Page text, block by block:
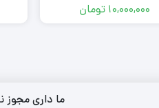
10,000,000 تومان
ما داری مجوز